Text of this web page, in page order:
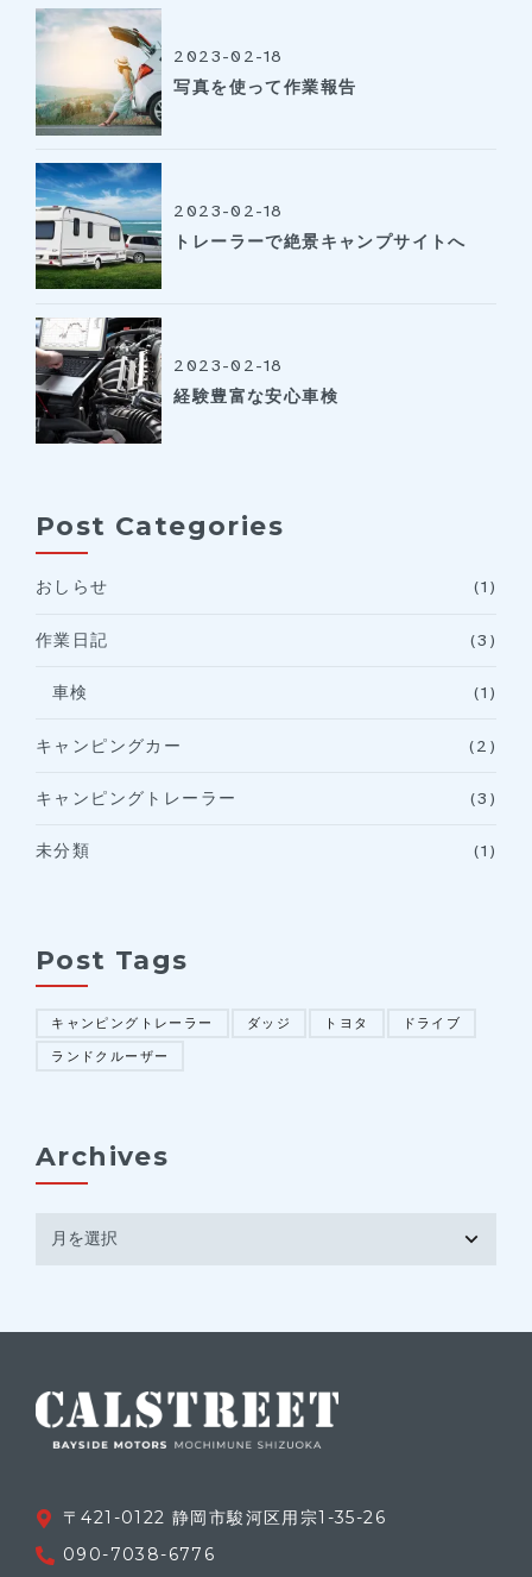
2023-02-18
写真を使って作業報告
2023-02-18
トレーラーで絶景キャンプサイトへ
2023-02-18
経験豊富な安心車検
Post Categories
おしらせ (1)
作業日記 (3)
車検 (1)
キャンピングカー (2)
キャンピングトレーラー (3)
未分類 (1)
Post Tags
キャンピングトレーラー ダッジ トヨタ ドライブ
ランドクルーザー
Archives
〒421-0122 静岡市駿河区用宗1-35-26
090-7038-6776